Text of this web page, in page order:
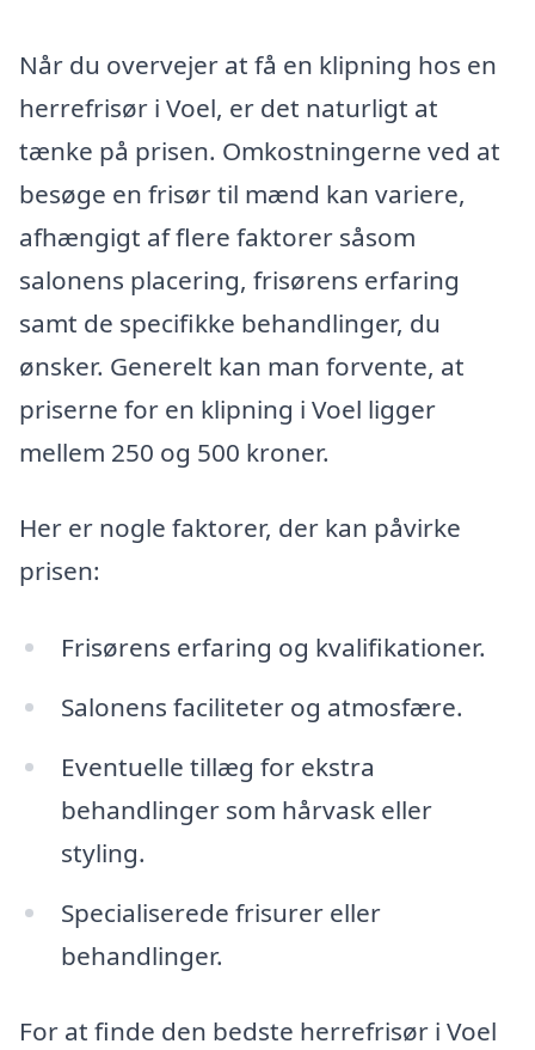
Når du overvejer at få en klipning hos en
herrefrisør i Voel, er det naturligt at
tænke på prisen. Omkostningerne ved at
besøge en frisør til mænd kan variere,
afhængigt af flere faktorer såsom
salonens placering, frisørens erfaring
samt de specifikke behandlinger, du
ønsker. Generelt kan man forvente, at
priserne for en klipning i Voel ligger
mellem 250 og 500 kroner.
Her er nogle faktorer, der kan påvirke
prisen:
Frisørens erfaring og kvalifikationer.
Salonens faciliteter og atmosfære.
Eventuelle tillæg for ekstra
behandlinger som hårvask eller
styling.
Specialiserede frisurer eller
behandlinger.
For at finde den bedste herrefrisør i Voel